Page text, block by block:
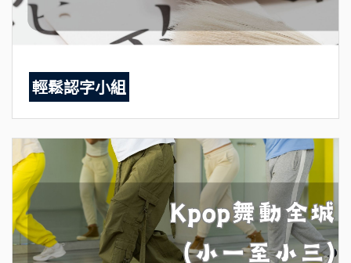
輕鬆認字小組